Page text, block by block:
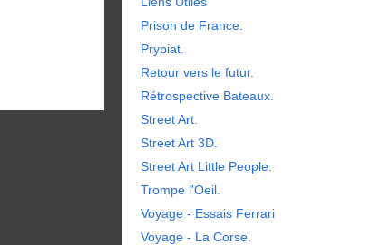
Prison de France.
Prypiat.
Retour vers le futur.
Rétrospective Bateaux.
Street Art.
Street Art 3D.
Street Art Little People.
Trompe l'Oeil.
Voyage - Essais Ferrari
Voyage - La Corse.